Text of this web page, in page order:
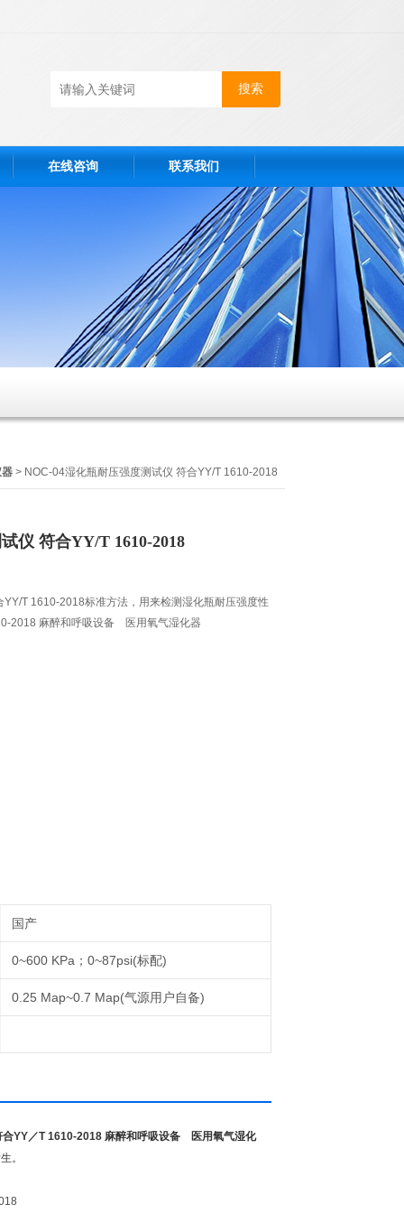
在线咨询 联系我们
> NOC-04湿化瓶耐压强度测试仪 符合YY/T 1610-2018
仪 符合YY/T 1610-2018
T 1610-2018标准方法，用来检测湿化瓶耐压强度性
2018 麻醉和呼吸设备 医用氧气湿化器
国产
0~600 KPa；0~87psi(标配)
0.25 Map~0.7 Map(气源用户自备)
YY／T 1610-2018 麻醉和呼吸设备 医用氧气湿化
。